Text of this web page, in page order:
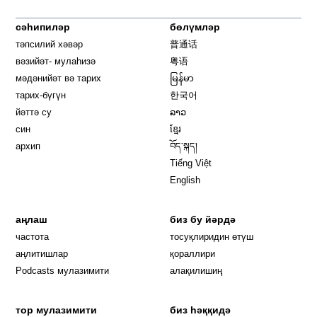
сәһипиләр
тәпсилий хәвәр
вәзийәт- мулаһизә
мәдәнийәт вә тарих
тарих-бүгүн
йәттә су
син
архип
бөлүмләр
普通话
粤语
မြန်မာ
한국어
ລາວ
ខ្មែរ
བོད་སྐད།
Tiếng Việt
English
аңлаш
частота
аңлитишлар
Podcasts мулазимити
биз бу йәрдә
тосуқлиридин өтүш
қораллири
алақилишиң
тор мулазимити биз һәққидә